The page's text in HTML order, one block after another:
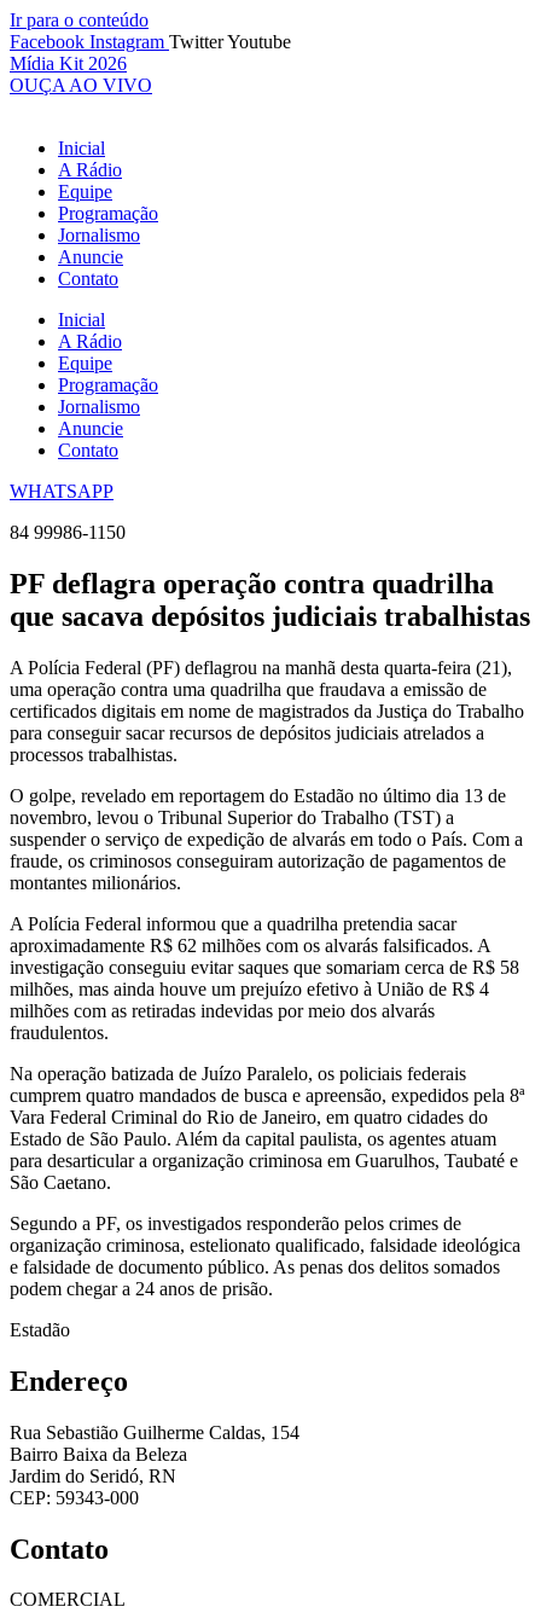
Ir para o conteúdo
Facebook Instagram TwitterYoutube
Mídia Kit 2026
OUÇA AO VIVO
Inicial
A Rádio
Equipe
Programação
Jornalismo
Anuncie
Contato
Inicial
A Rádio
Equipe
Programação
Jornalismo
Anuncie
Contato
WHATSAPP
84 99986-1150
PF deflagra operação contra quadrilha
que sacava depósitos judiciais trabalhistas
A Polícia Federal (PF) deflagrou na manhã desta quarta-feira (21),
uma operação contra uma quadrilha que fraudava a emissão de
certificados digitais em nome de magistrados da Justiça do Trabalho
para conseguir sacar recursos de depósitos judiciais atrelados a
processos trabalhistas.
O golpe, revelado em reportagem do Estadão no último dia 13 de
novembro, levou o Tribunal Superior do Trabalho (TST) a
suspender o serviço de expedição de alvarás em todo o País. Com a
fraude, os criminosos conseguiram autorização de pagamentos de
montantes milionários.
A Polícia Federal informou que a quadrilha pretendia sacar
aproximadamente R$ 62 milhões com os alvarás falsificados. A
investigação conseguiu evitar saques que somariam cerca de R$ 58
milhões, mas ainda houve um prejuízo efetivo à União de R$ 4
milhões com as retiradas indevidas por meio dos alvarás
fraudulentos.
Na operação batizada de Juízo Paralelo, os policiais federais
cumprem quatro mandados de busca e apreensão, expedidos pela 8ª
Vara Federal Criminal do Rio de Janeiro, em quatro cidades do
Estado de São Paulo. Além da capital paulista, os agentes atuam
para desarticular a organização criminosa em Guarulhos, Taubaté e
São Caetano.
Segundo a PF, os investigados responderão pelos crimes de
organização criminosa, estelionato qualificado, falsidade ideológica
e falsidade de documento público. As penas dos delitos somados
podem chegar a 24 anos de prisão.
Estadão
Endereço
Rua Sebastião Guilherme Caldas, 154
Bairro Baixa da Beleza
Jardim do Seridó, RN
CEP: 59343-000
Contato
COMERCIAL